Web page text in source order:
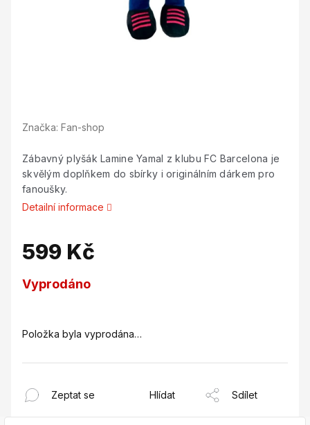
Značka: Fan-shop
Zábavný plyšák Lamine Yamal z klubu FC Barcelona je
skvělým doplňkem do sbírky i originálním dárkem pro
fanoušky.
Detailní informace
599 Kč
cena:
Vyprodáno
Položka byla vyprodána…
Zeptat se Hlídat Sdílet